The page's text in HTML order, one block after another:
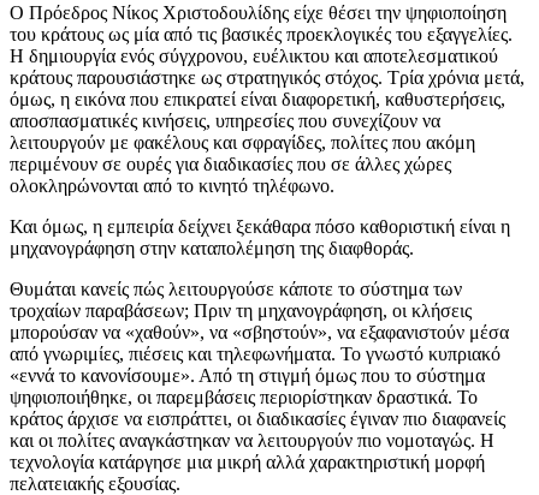
Ο Πρόεδρος Νίκος Χριστοδουλίδης είχε θέσει την ψηφιοποίηση
του κράτους ως μία από τις βασικές προεκλογικές του εξαγγελίες.
Η δημιουργία ενός σύγχρονου, ευέλικτου και αποτελεσματικού
κράτους παρουσιάστηκε ως στρατηγικός στόχος. Τρία χρόνια μετά,
όμως, η εικόνα που επικρατεί είναι διαφορετική, καθυστερήσεις,
αποσπασματικές κινήσεις, υπηρεσίες που συνεχίζουν να
λειτουργούν με φακέλους και σφραγίδες, πολίτες που ακόμη
περιμένουν σε ουρές για διαδικασίες που σε άλλες χώρες
ολοκληρώνονται από το κινητό τηλέφωνο.
Και όμως, η εμπειρία δείχνει ξεκάθαρα πόσο καθοριστική είναι η
μηχανογράφηση στην καταπολέμηση της διαφθοράς.
Θυμάται κανείς πώς λειτουργούσε κάποτε το σύστημα των
τροχαίων παραβάσεων; Πριν τη μηχανογράφηση, οι κλήσεις
μπορούσαν να «χαθούν», να «σβηστούν», να εξαφανιστούν μέσα
από γνωριμίες, πιέσεις και τηλεφωνήματα. Το γνωστό κυπριακό
«εννά το κανονίσουμε». Από τη στιγμή όμως που το σύστημα
ψηφιοποιήθηκε, οι παρεμβάσεις περιορίστηκαν δραστικά. Το
κράτος άρχισε να εισπράττει, οι διαδικασίες έγιναν πιο διαφανείς
και οι πολίτες αναγκάστηκαν να λειτουργούν πιο νομοταγώς. Η
τεχνολογία κατάργησε μια μικρή αλλά χαρακτηριστική μορφή
πελατειακής εξουσίας.